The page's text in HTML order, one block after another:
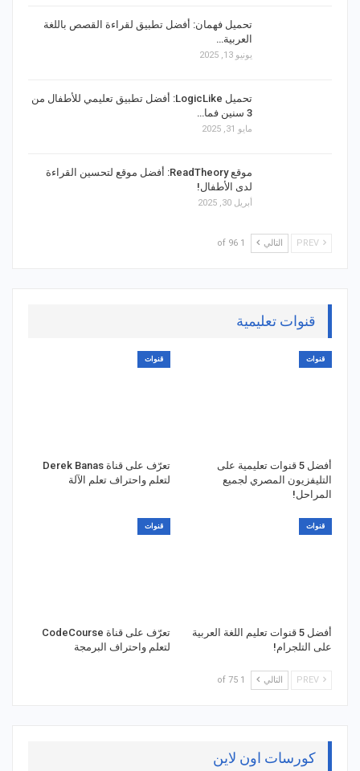
تحميل فهمان: أفضل تطبيق لقراءة القصص باللغة
العربية…
يونيو 13, 2025
تحميل LogicLike: أفضل تطبيق تعليمي للأطفال من
3 سنين فما…
مايو 31, 2025
موقع ReadTheory: أفضل موقع لتحسين القراءة
لدى الأطفال!
أبريل 30, 2025
التالي 1 of 96
قنوات تعليمية
قنوات
أفضل 5 قنوات تعليمية على
التليفزيون المصري لجميع
المراحل!
قنوات
تعرّف على قناة Derek Banas
لتعلم واحتراف تعلم الآلة
قنوات
أفضل 5 قنوات تعليم اللغة العربية
على التلجرام!
قنوات
تعرّف على قناة CodeCourse
لتعلم واحتراف البرمجة
التالي 1 of 75
كورسات اون لاين